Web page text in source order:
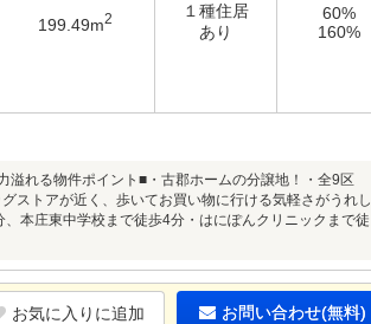
199.49m2
１種住居
あり
60%
160%
れる物件ポイント■・古郡ホームの分譲地！・全9区
ストアが近く、歩いてお買い物に行ける気軽さがうれし
本庄東中学校まで徒歩4分・はにぽんクリニックまで徒
お気に入りに追加 お問い合わせ(無料)